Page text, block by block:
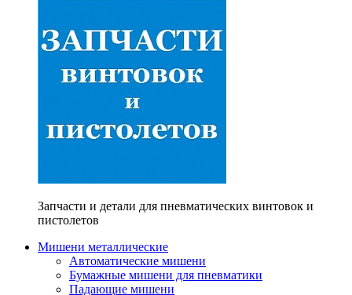
Запчасти и детали для пневматических винтовок и
пистолетов
Мишени металлические
Автоматические мишени
Бумажные мишени для пневматики
Падающие мишени